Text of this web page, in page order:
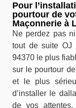
Pour
pourtour de
Maçonnerie à
Ne perdez pas
tout de suite OJ
94370 le plus
sur le pourtour
et le plus
d’installer le
de vos attentes.